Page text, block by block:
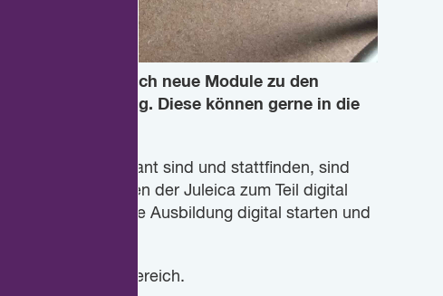
Downloadbereich neue Module zu den
Diese können gerne in die
vielerorts geplant sind und stattfinden, sind
der Richtlinien der Juleica zum Teil digital
So kann die Ausbildung digital starten und
im Servicebereich.